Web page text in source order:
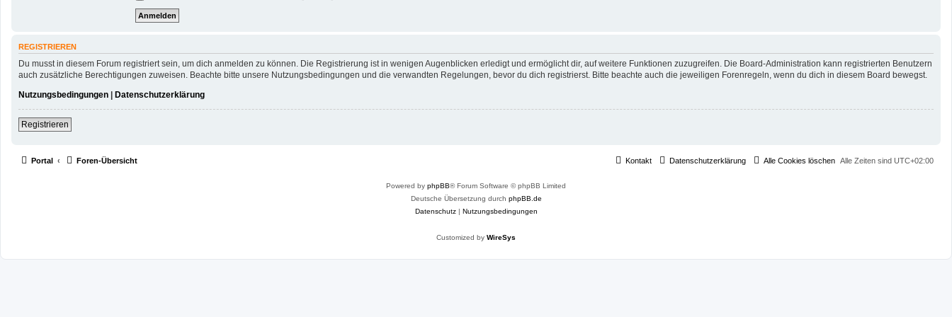
REGISTRIEREN
Du musst in diesem Forum registriert sein, um dich anmelden zu können. Die Registrierung ist in wenigen Augenblicken erledigt und ermöglicht dir, auf weitere Funktionen zuzugreifen. Die Board-Administration kann registrierten Benutzern
auch zusätzliche Berechtigungen zuweisen. Beachte bitte unsere Nutzungsbedingungen und die verwandten Regelungen, bevor du dich registrierst. Bitte beachte auch die jeweiligen Forenregeln, wenn du dich in diesem Board bewegst.
Nutzungsbedingungen | Datenschutzerklärung
Registrieren
Portal Foren-Übersicht Alle Zeiten sind UTC+02:00
Alle Cookies löschen
Datenschutzerklärung
Kontakt
Powered by phpBB® Forum Software © phpBB Limited
Deutsche Übersetzung durch phpBB.de
Datenschutz| Nutzungsbedingungen
Customized by WireSys